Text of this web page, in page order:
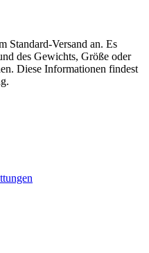
Standard-Versand an. Es
des Gewichts, Größe oder
Diese Informationen findest